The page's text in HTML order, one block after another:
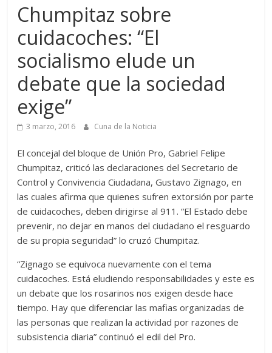
Chumpitaz sobre
cuidacoches: “El
socialismo elude un
debate que la sociedad
exige”
3 marzo, 2016 Cuna de la Noticia
El concejal del bloque de Unión Pro, Gabriel Felipe
Chumpitaz, criticó las declaraciones del Secretario de
Control y Convivencia Ciudadana, Gustavo Zignago, en
las cuales afirma que quienes sufren extorsión por parte
de cuidacoches, deben dirigirse al 911. “El Estado debe
prevenir, no dejar en manos del ciudadano el resguardo
de su propia seguridad” lo cruzó Chumpitaz.
“Zignago se equivoca nuevamente con el tema
cuidacoches. Está eludiendo responsabilidades y este es
un debate que los rosarinos nos exigen desde hace
tiempo. Hay que diferenciar las mafias organizadas de
las personas que realizan la actividad por razones de
subsistencia diaria” continuó el edil del Pro.